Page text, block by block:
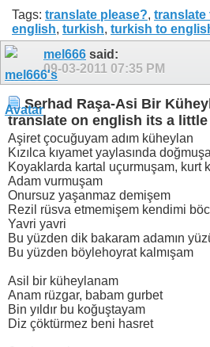
Tags: translate please?, translate
english, turkish, turkish to
mel666 said:
09-03-2011 07:35 PM
Serhad Raşa-Asi Bir
translate on english its a
Aşiret çocuğuyam adım küheylan
Kızılca kıyamet yaylasında
Koyaklarda kartal uçurmuşam, kurt
Adam vurmuşam
Onursuz yaşanmaz demişem
Rezil rüsva etmemişem kendimi
Yavri yavri
Bu yüzden dik bakaram adamın
Bu yüzden böylehoyrat kalmışam
Asil bir küheylanam
Anam rüzgar, babam gurbet
Bin yıldır bu koğuştayam
Diz çöktürmez beni hasret